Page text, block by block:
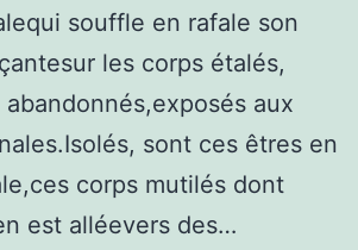
souffle en rafale son
les corps étalés,
aux
sont ces êtres en
corps mutilés dont
est alléevers des…